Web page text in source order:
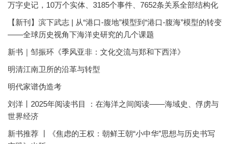
万字史记，10万个实体、3185个事件、7652条关系全部结构化
【新刊】滨下武志 | 从“港口-腹地”模型到“港口-腹海”模型的转变
——全球历史视角下海洋史研究的几个课题
新书｜邹振环《季风亚非：文化交流与郑和下西洋》
明清江南卫所的沿革与转型
明代家谱伪造考
刘洋丨2025年阅读书目 ：在海洋之间阅读——海域史、俘虏与
世界经济
新书推荐 丨《焦虑的王权：朝鲜王朝“小中华”思想与历史书写